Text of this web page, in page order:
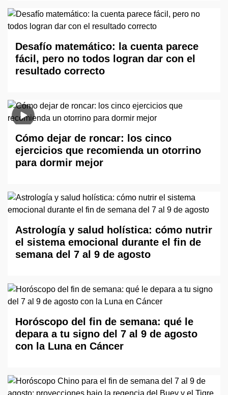
Desafío matemático: la cuenta parece
fácil, pero no todos logran dar con el
resultado correcto
Cómo dejar de roncar: los cinco
ejercicios que recomienda un otorrino
para dormir mejor
Astrología y salud holística: cómo nutrir
el sistema emocional durante el fin de
semana del 7 al 9 de agosto
Horóscopo del fin de semana: qué le
depara a tu signo del 7 al 9 de agosto
con la Luna en Cáncer